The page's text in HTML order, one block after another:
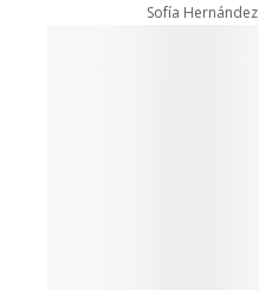
Sofía Hernández